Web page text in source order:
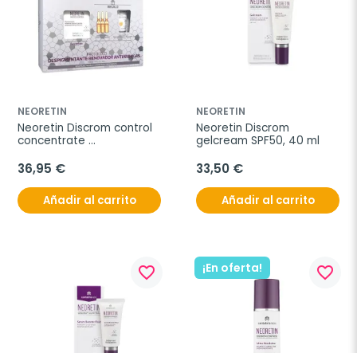
NEORETIN
Neoretin Discrom control
concentrate
intensivo, 10 ml + REGALO
3 ampollas oil-free
36,95 €
Añadir al carrito
NEORETIN
Neoretin Discrom
gelcream SPF50, 40 ml
33,50 €
Añadir al carrito
favorite_border ¡En oferta! favorite_border